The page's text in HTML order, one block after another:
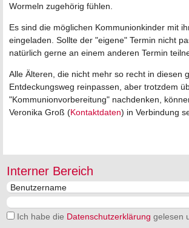
Wormeln zugehörig fühlen.
Es sind die möglichen Kommunionkinder mit
eingeladen. Sollte der "eigene" Termin nicht
natürlich gerne an einem anderen Termin
Alle Älteren, die nicht mehr so recht in diesen
Entdeckungsweg reinpassen, aber trotzdem
"Kommunionvorbereitung" nachdenken,
Veronika Groß (Kontaktdaten) in Verbindung
Interner Bereich
Ich habe die Datenschutzerklärung gelesen